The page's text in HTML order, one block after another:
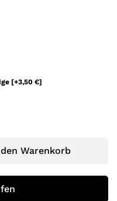
[+3,50 €]
Warenkorb